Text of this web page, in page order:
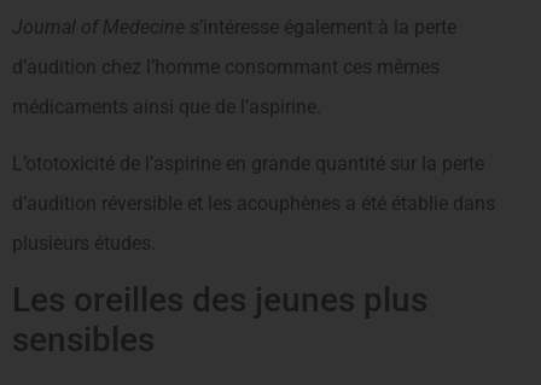
Journal of Medecine s’intéresse également à la perte
d’audition chez l’homme consommant ces mêmes
médicaments ainsi que de l’aspirine.
L’ototoxicité de l’aspirine en grande quantité sur la perte
d’audition réversible et les acouphènes a été établie dans
plusieurs études.
Les oreilles des jeunes plus
sensibles